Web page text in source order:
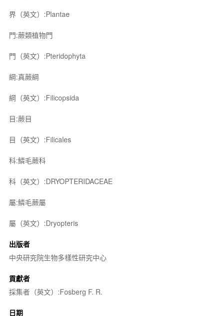
界（英文）:Plantae
門:蕨類植物門
門（英文）:Pteridophyta
綱:真蕨綱
綱（英文）:Filicopsida
目:蕨目
目（英文）:Filicales
科:鱗毛蕨科
科（英文）:DRYOPTERIDACEAE
屬:鱗毛蕨屬
屬（英文）:Dryopteris
出版者
中央研究院生物多樣性研究中心
貢獻者
採集者（英文）:Fosberg F. R.
日期